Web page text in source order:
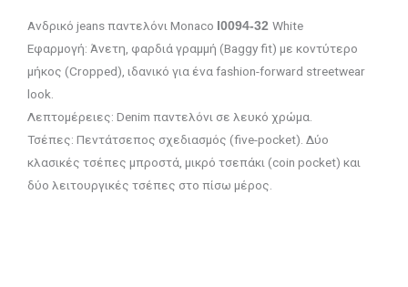
Ανδρικό jeans παντελόνι Monaco I0094-32 White
Εφαρμογή: Άνετη, φαρδιά γραμμή (Baggy fit) με κοντύτερο
μήκος (Cropped), ιδανικό για ένα fashion-forward streetwear
look.
Λεπτομέρειες: Denim παντελόνι σε λευκό χρώμα.
Τσέπες: Πεντάτσεπος σχεδιασμός (five-pocket). Δύο
κλασικές τσέπες μπροστά, μικρό τσεπάκι (coin pocket) και
δύο λειτουργικές τσέπες στο πίσω μέρος.